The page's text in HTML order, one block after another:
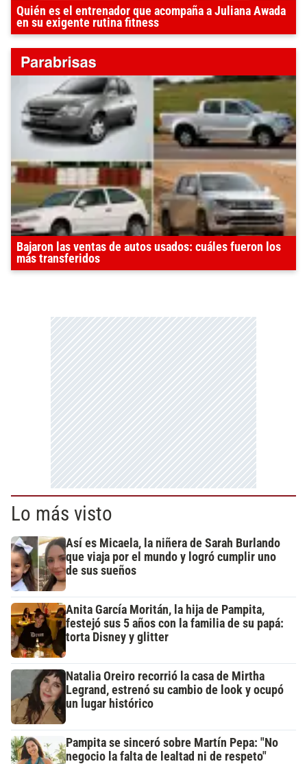
Quién es el entrenador que acompaña a Juliana Awada
en su exigente rutina fitness
Bajaron las ventas de autos usados: cuáles fueron los
más transferidos
Lo más visto
Así es Micaela, la niñera de Sarah Burlando
que viaja por el mundo y logró cumplir uno
de sus sueños
Anita García Moritán, la hija de Pampita,
festejó sus 5 años con la familia de su papá:
torta Disney y glitter
Natalia Oreiro recorrió la casa de Mirtha
Legrand, estrenó su cambio de look y ocupó
un lugar histórico
Pampita se sinceró sobre Martín Pepa: "No
negocio la falta de lealtad ni de respeto"